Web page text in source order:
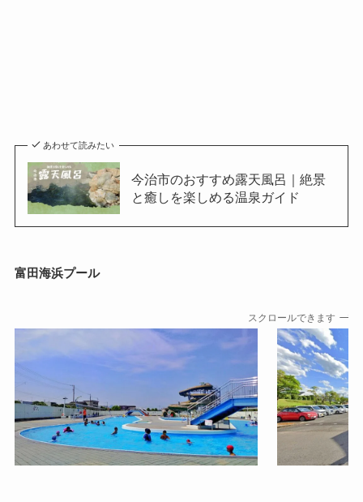
あわせて読みたい
今治市のおすすめ露天風呂｜絶景
と癒しを楽しめる温泉ガイド
富田海浜プール
スクロールできます